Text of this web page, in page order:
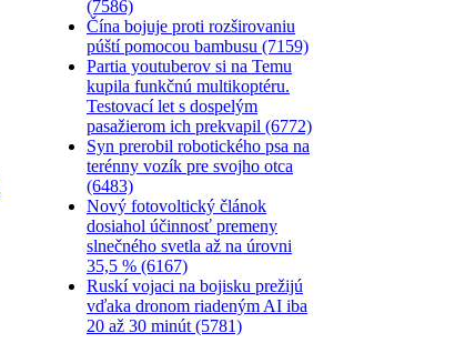
(7586)
Čína bojuje proti rozširovaniu
púští pomocou bambusu (7159)
Partia youtuberov si na Temu
kupila funkčnú multikoptéru.
Testovací let s dospelým
pasažierom ich prekvapil (6772)
Syn prerobil robotického psa na
terénny vozík pre svojho otca
(6483)
Nový fotovoltický článok
dosiahol účinnosť premeny
slnečného svetla až na úrovni
35,5 % (6167)
Ruskí vojaci na bojisku prežijú
vďaka dronom riadeným AI iba
20 až 30 minút (5781)